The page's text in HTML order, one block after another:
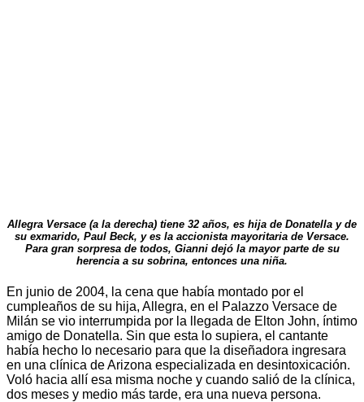
Allegra Versace (a la derecha) tiene 32 años, es hija de Donatella y de
su exmarido, Paul Beck, y es la accionista mayoritaria de Versace.
Para gran sorpresa de todos, Gianni dejó la mayor parte de su
herencia a su sobrina, entonces una niña.
En junio de 2004, la cena que había montado por el
cumpleaños de su hija, Allegra, en el Palazzo Versace de
Milán se vio interrumpida por la llegada de Elton John, íntimo
amigo de Donatella. Sin que esta lo supiera, el cantante
había hecho lo necesario para que la diseñadora ingresara
en una clínica de Arizona especializada en desintoxicación.
Voló hacia allí esa misma noche y cuando salió de la clínica,
dos meses y medio más tarde, era una nueva persona.